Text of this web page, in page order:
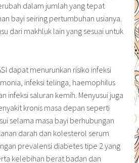
dalam jumlah yang tepat
bayi seiring pertumbuhan usianya.
dari makhluk lain yang sesuai untuk
dapat menurunkan risiko infeksi
infeksi telinga, haemophilus
infeksi saluran kemih. Menyusui juga
kronis masa depan seperti
selama masa bayi berhubungan
darah dan kolesterol serum
prevalensi diabetes tipe 2 yang
kelebihan berat badan dan